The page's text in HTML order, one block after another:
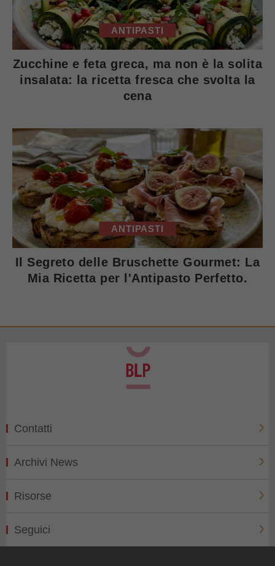
ANTIPASTI
Zucchine e feta greca, ma non è la solita
insalata: la ricetta fresca che svolta la
cena
ANTIPASTI
Il Segreto delle Bruschette Gourmet: La
Mia Ricetta per l'Antipasto Perfetto.
Contatti
Archivi News
Risorse
Seguici